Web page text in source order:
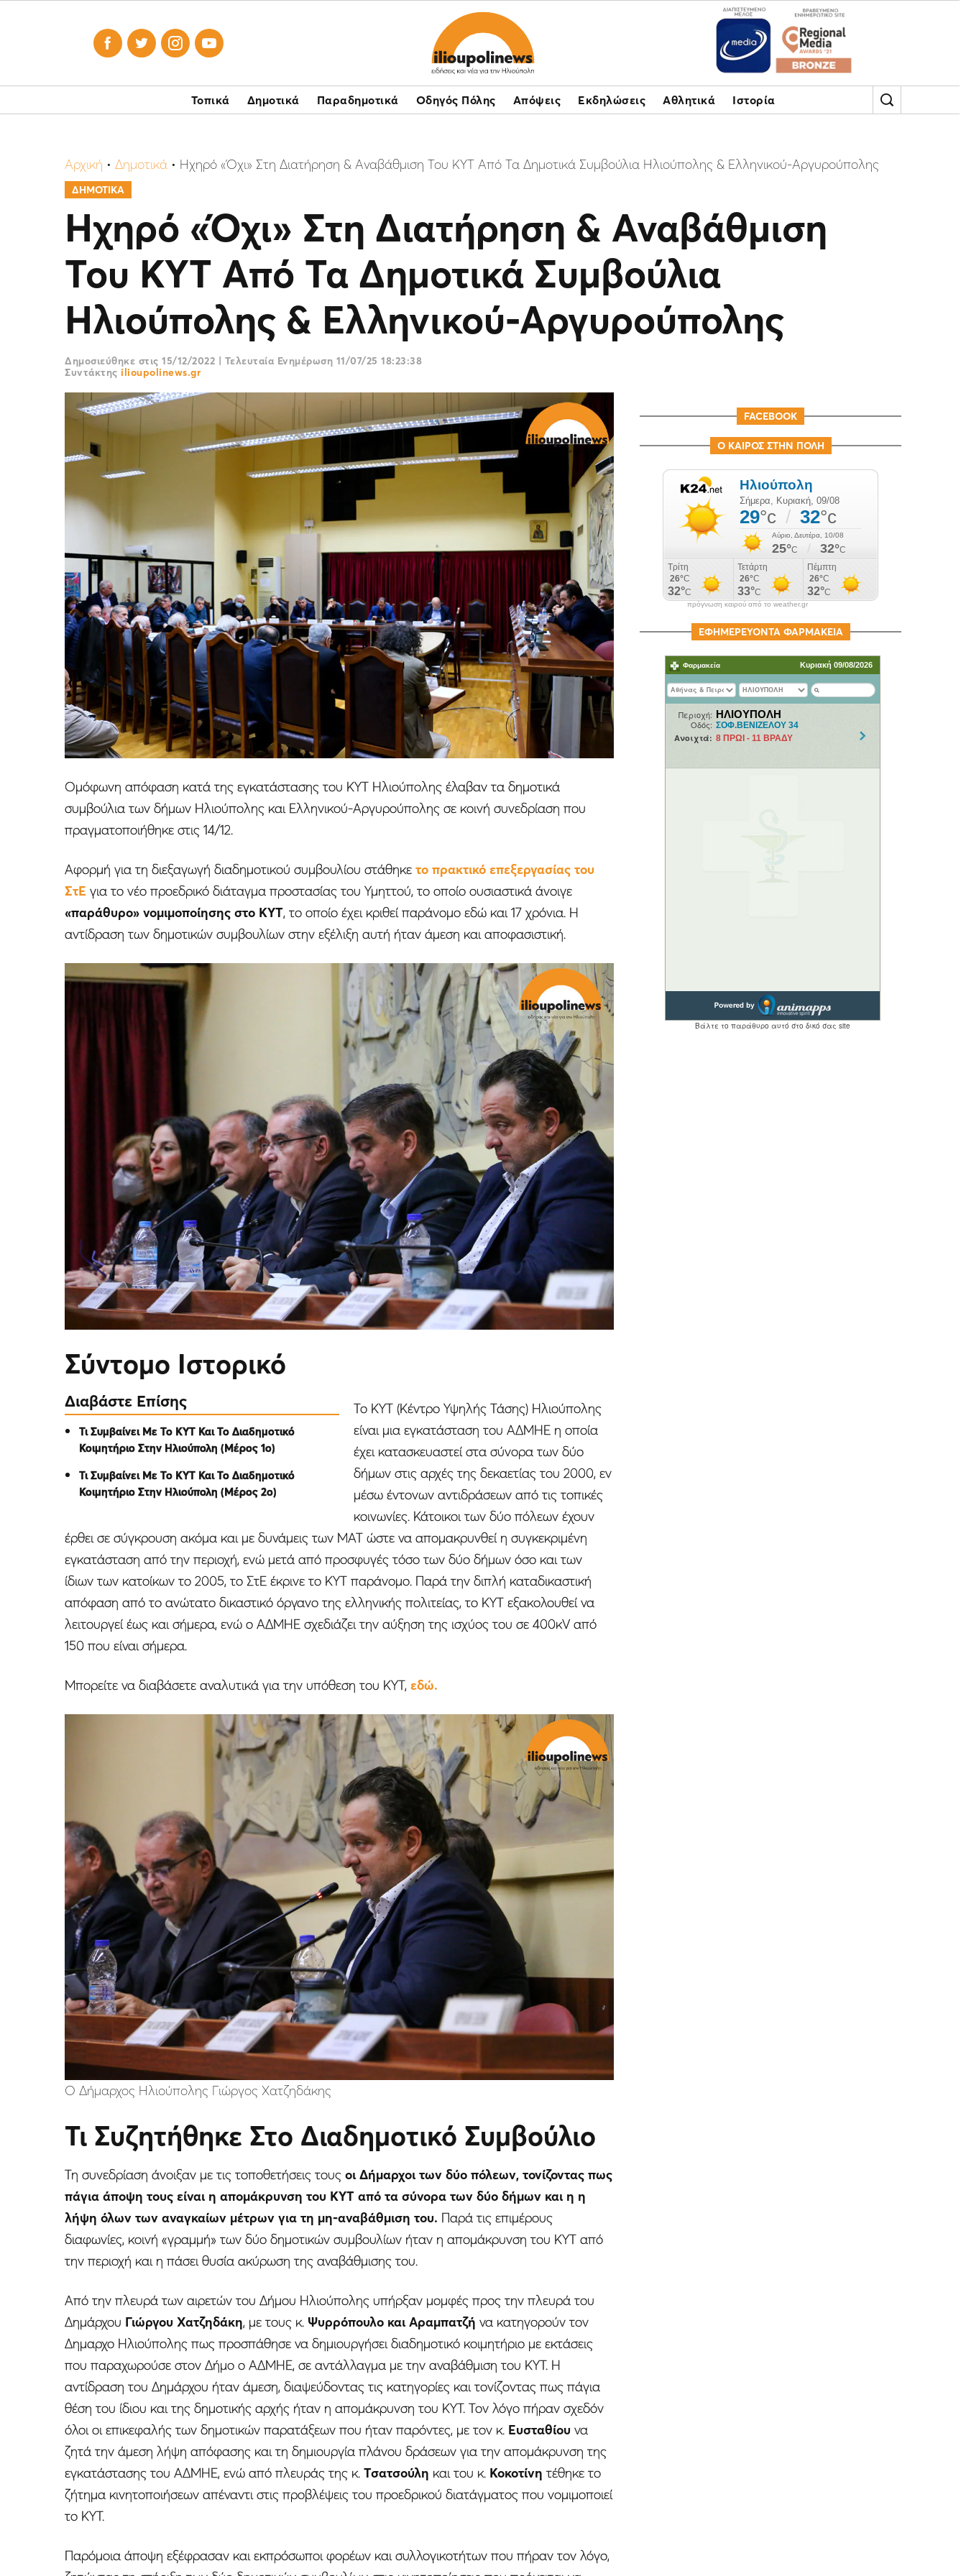
   
Τοπικά Δημοτικά Παραδημοτικά Οδηγός Πόλης Απόψεις Εκδηλώσεις Αθλητικά Ιστορία
Αρχική • Δημοτικά • Ηχηρό «Όχι» Στη Διατήρηση & Αναβάθμιση Του ΚΥΤ Από Τα Δημοτικά Συμβούλια Ηλιούπολης & Ελληνικού-Αργυρούπολης
ΔΗΜΟΤΙΚΑ
Ηχηρό «Όχι» Στη Διατήρηση & Αναβάθμιση
Του ΚΥΤ Από Τα Δημοτικά Συμβούλια
Ηλιούπολης & Ελληνικού-Αργυρούπολης
Δημοσιεύθηκε στις 15/12/2022 | Τελευταία Ενημέρωση 11/07/25 18:23:38
Συντάκτης ilioupolinews.gr
Ομόφωνη απόφαση κατά της εγκατάστασης του ΚΥΤ Ηλιούπολης έλαβαν τα δημοτικά
συμβούλια των δήμων Ηλιούπολης και Ελληνικού-Αργυρούπολης σε κοινή συνεδρίαση που
πραγματοποιήθηκε στις 14/12.
Αφορμή για τη διεξαγωγή διαδημοτικού συμβουλίου στάθηκε το πρακτικό επεξεργασίας του
ΣτΕ για το νέο προεδρικό διάταγμα προστασίας του Υμηττού, το οποίο ουσιαστικά άνοιγε
«παράθυρο» νομιμοποίησης στο ΚΥΤ, το οποίο έχει κριθεί παράνομο εδώ και 17 χρόνια. Η
αντίδραση των δημοτικών συμβουλίων στην εξέλιξη αυτή ήταν άμεση και αποφασιστική.
Σύντομο Ιστορικό
Διαβάστε Επίσης
Τι Συμβαίνει Με Το ΚΥΤ Και Το Διαδημοτικό
Κοιμητήριο Στην Ηλιούπολη (Μέρος 1ο)
Τι Συμβαίνει Με Το ΚΥΤ Και Το Διαδημοτικό
Κοιμητήριο Στην Ηλιούπολη (Μέρος 2ο)
Το ΚΥΤ (Κέντρο Υψηλής Τάσης) Ηλιούπολης
είναι μια εγκατάσταση του ΑΔΜΗΕ η οποία
έχει κατασκευαστεί στα σύνορα των δύο
δήμων στις αρχές της δεκαετίας του 2000, εν
μέσω έντονων αντιδράσεων από τις τοπικές
κοινωνίες. Κάτοικοι των δύο πόλεων έχουν
έρθει σε σύγκρουση ακόμα και με δυνάμεις των ΜΑΤ ώστε να απομακρυνθεί η συγκεκριμένη
εγκατάσταση από την περιοχή, ενώ μετά από προσφυγές τόσο των δύο δήμων όσο και των
ίδιων των κατοίκων το 2005, το ΣτΕ έκρινε το ΚΥΤ παράνομο. Παρά την διπλή καταδικαστική
απόφαση από το ανώτατο δικαστικό όργανο της ελληνικής πολιτείας, το ΚΥΤ εξακολουθεί να
λειτουργεί έως και σήμερα, ενώ ο ΑΔΜΗΕ σχεδιάζει την αύξηση της ισχύος του σε 400κV από
150 που είναι σήμερα.
Μπορείτε να διαβάσετε αναλυτικά για την υπόθεση του ΚΥΤ, εδώ.
Ο Δήμαρχος Ηλιούπολης Γιώργος Χατζηδάκης
Τι Συζητήθηκε Στο Διαδημοτικό Συμβούλιο
Τη συνεδρίαση άνοιξαν με τις τοποθετήσεις τους οι Δήμαρχοι των δύο πόλεων, τονίζοντας πως
πάγια άποψη τους είναι η απομάκρυνση του ΚΥΤ από τα σύνορα των δύο δήμων και η η
λήψη όλων των αναγκαίων μέτρων για τη μη-αναβάθμιση του. Παρά τις επιμέρους
διαφωνίες, κοινή «γραμμή» των δύο δημοτικών συμβουλίων ήταν η απομάκρυνση του ΚΥΤ από
την περιοχή και η πάσει θυσία ακύρωση της αναβάθμισης του.
Από την πλευρά των αιρετών του Δήμου Ηλιούπολης υπήρξαν μομφές προς την πλευρά του
Δημάρχου Γιώργου Χατζηδάκη, με τους κ. Ψυρρόπουλο και Αραμπατζή να κατηγορούν τον
Δημαρχο Ηλιούπολης πως προσπάθησε να δημιουργήσει διαδημοτικό κοιμητήριο με εκτάσεις
που παραχωρούσε στον Δήμο ο ΑΔΜΗΕ, σε αντάλλαγμα με την αναβάθμιση του ΚΥΤ. Η
αντίδραση του Δημάρχου ήταν άμεση, διαψεύδοντας τις κατηγορίες και τονίζοντας πως πάγια
θέση του ίδιου και της δημοτικής αρχής ήταν η απομάκρυνση του ΚΥΤ. Τον λόγο πήραν σχεδόν
όλοι οι επικεφαλής των δημοτικών παρατάξεων που ήταν παρόντες, με τον κ. Ευσταθίου να
ζητά την άμεση λήψη απόφασης και τη δημιουργία πλάνου δράσεων για την απομάκρυνση της
εγκατάστασης του ΑΔΜΗΕ, ενώ από πλευράς της κ. Τσατσούλη και του κ. Κοκοτίνη τέθηκε το
ζήτημα κινητοποιήσεων απέναντι στις προβλέψεις του προεδρικού διατάγματος που νομιμοποιεί
το ΚΥΤ.
Παρόμοια άποψη εξέφρασαν και εκπρόσωποι φορέων και συλλογικοτήτων που πήραν τον λόγο,
FACEBOOK
Ο ΚΑΙΡΟΣ ΣΤΗΝ ΠΟΛΗ
πρόγνωση καιρού από το weather.gr
ΕΦΗΜΕΡΕΥΟΝΤΑ ΦΑΡΜΑΚΕΙΑ